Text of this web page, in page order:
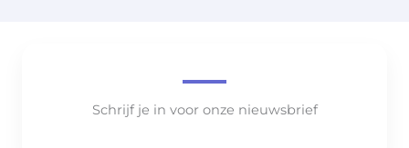
Schrijf je in voor onze nieuwsbrief